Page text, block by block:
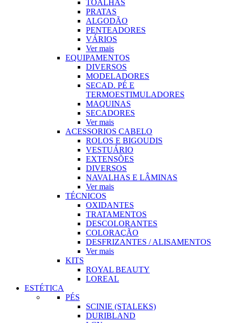
TOALHAS
PRATAS
ALGODÃO
PENTEADORES
VÁRIOS
Ver mais
EQUIPAMENTOS
DIVERSOS
MODELADORES
SECAD. PÉ E
TERMOESTIMULADORES
MAQUINAS
SECADORES
Ver mais
ACESSORIOS CABELO
ROLOS E BIGOUDIS
VESTUÁRIO
EXTENSÕES
DIVERSOS
NAVALHAS E LÂMINAS
Ver mais
TÉCNICOS
OXIDANTES
TRATAMENTOS
DESCOLORANTES
COLORAÇÃO
DESFRIZANTES / ALISAMENTOS
Ver mais
KITS
ROYAL BEAUTY
LOREAL
ESTÉTICA
PÉS
SCINIE (STALEKS)
DURIBLAND